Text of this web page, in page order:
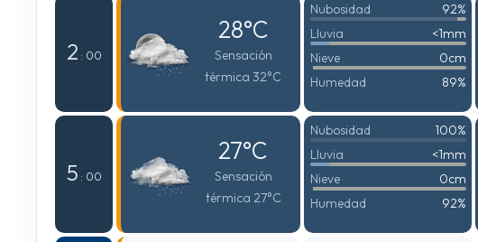
2 : 00
28°C
Sensación
térmica 32°C
Nubosidad
92%
Lluvia
<1mm
Nieve
0cm
Humedad
89%
5 : 00
27°C
Sensación
térmica 27°C
Nubosidad
100%
Lluvia
<1mm
Nieve
0cm
Humedad
92%